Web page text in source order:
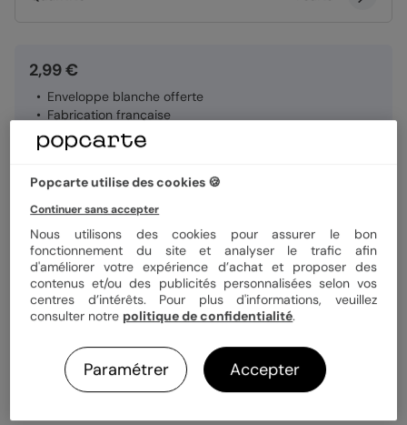
2,99 €
Enveloppe blanche offerte
Fabrication française
Expédition rapide en 24h
Livraison gratuite avecPopcarte+
Payez en 3 fois sans frais
En savoir plus
Informations produit
Popcarte utilise des cookies 🍪
Continuer sans accepter
Nous utilisons des cookies pour assurer le bon
fonctionnement du site et analyser le trafic afin
d'améliorer votre expérience d’achat et proposer des
contenus et/ou des publicités personnalisées selon vos
centres d’intérêts. Pour plus d'informations, veuillez
consulter notre politique de confidentialité.
Paramétrer Accepter